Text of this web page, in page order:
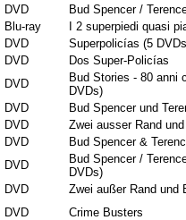
DVD
Bud Spencer /
Blu-ray
I 2 superpiedi quasi
DVD
Superpolicías (5
DVD
Dos Super-Policías
DVD
Bud Stories - 80 anni
DVDs)
DVD
Bud Spencer und
DVD
Zwei ausser Rand
DVD
Bud Spencer &
DVD
Bud Spencer /
DVDs)
DVD
Zwei außer Rand und
DVD
Crime Busters